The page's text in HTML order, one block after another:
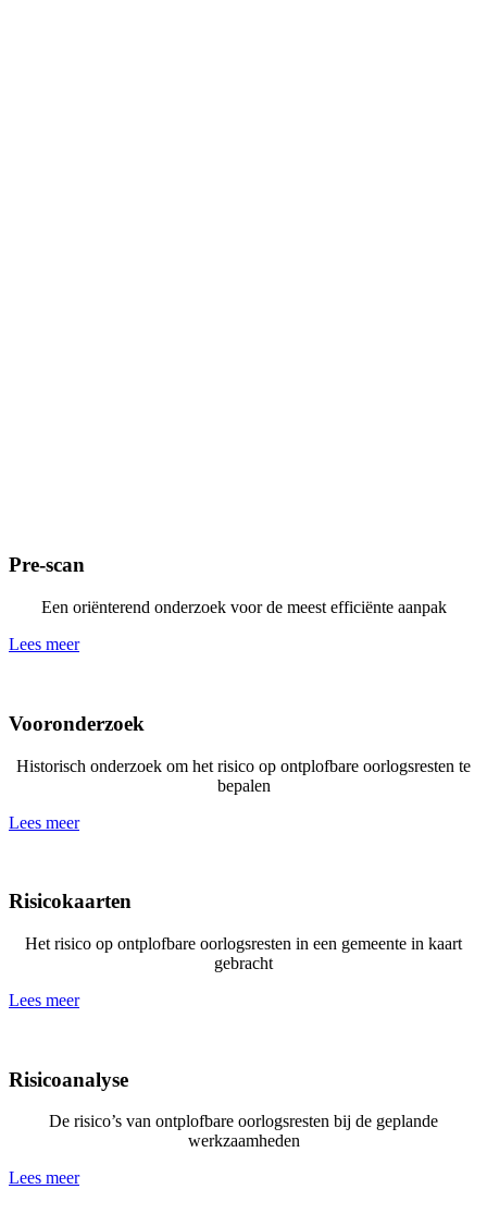
Pre-scan
Een oriënterend onderzoek voor de meest efficiënte aanpak
Lees meer
Vooronderzoek
Historisch onderzoek om het risico op ontplofbare oorlogsresten te
bepalen
Lees meer
Risicokaarten
Het risico op ontplofbare oorlogsresten in een gemeente in kaart
gebracht
Lees meer
Risicoanalyse
De risico’s van ontplofbare oorlogsresten bij de geplande
werkzaamheden
Lees meer